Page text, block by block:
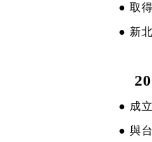
● 取
● 新
● 成
● 與